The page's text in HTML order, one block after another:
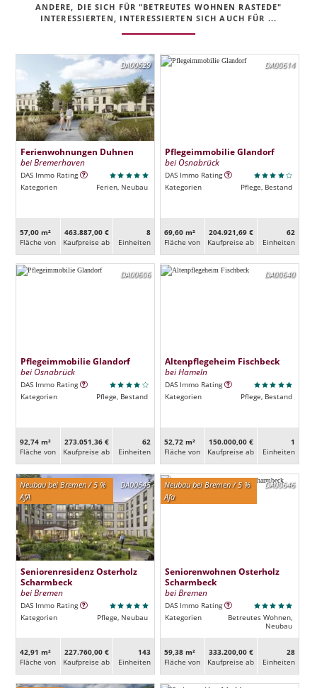
ANDERE, DIE SICH FÜR "BETREUTES WOHNEN RASTEDE"
INTERESSIERTEN, INTERESSIERTEN SICH AUCH FÜR ...
DA00629
Ferienwohnungen Duhnen
bei Bremerhaven
DAS Immo Rating
Kategorien
Ferien, Neubau
57,00 m²
Fläche von
463.887,00 €
Kaufpreise ab
8
Ein­heiten
DA00614
Pflegeimmobilie Glandorf
bei Osnabrück
DAS Immo Rating
Kategorien
Pflege, Bestand
69,60 m²
Fläche von
204.921,69 €
Kaufpreise ab
62
Ein­heiten
DA00606
Pflegeimmobilie Glandorf
bei Osnabrück
DAS Immo Rating
Kategorien
Pflege, Bestand
92,74 m²
Fläche von
273.051,36 €
Kaufpreise ab
62
Ein­heiten
DA00640
Altenpflegeheim Fischbeck
bei Hameln
DAS Immo Rating
Kategorien
Pflege, Bestand
52,72 m²
Fläche von
150.000,00 €
Kaufpreise ab
1
Ein­heiten
DA00645
Neubau bei Bremen / 5 %
AfA
Seniorenresidenz Osterholz
Scharmbeck
bei Bremen
DAS Immo Rating
Kategorien
Pflege, Neubau
42,91 m²
Fläche von
227.760,00 €
Kaufpreise ab
143
Ein­heiten
DA00646
Neubau bei Bremen / 5 %
Afa
Seniorenwohnen Osterholz
Scharmbeck
bei Bremen
DAS Immo Rating
Kategorien
Betreutes Wohnen,
Neubau
59,38 m²
Fläche von
333.200,00 €
Kaufpreise ab
28
Ein­heiten